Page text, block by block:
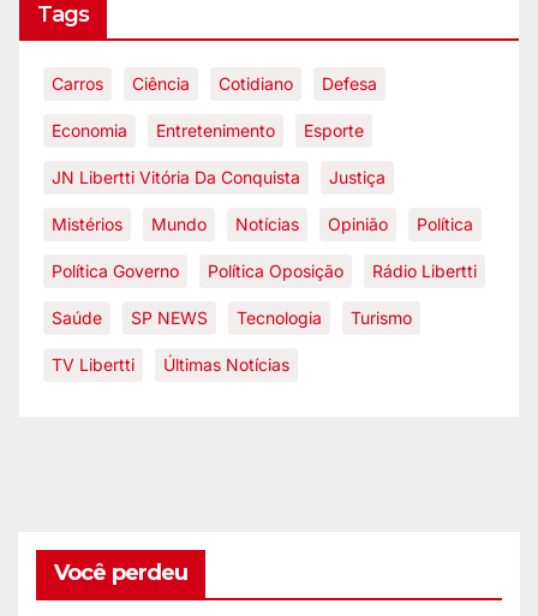
Tags
Carros Ciência Cotidiano Defesa
Economia Entretenimento Esporte
JN Libertti Vitória Da Conquista Justiça
Mistérios Mundo Notícias Opinião Política
Política Governo Política Oposição Rádio Libertti
Saúde SP NEWS Tecnologia Turismo
TV Libertti Últimas Notícias
Você perdeu